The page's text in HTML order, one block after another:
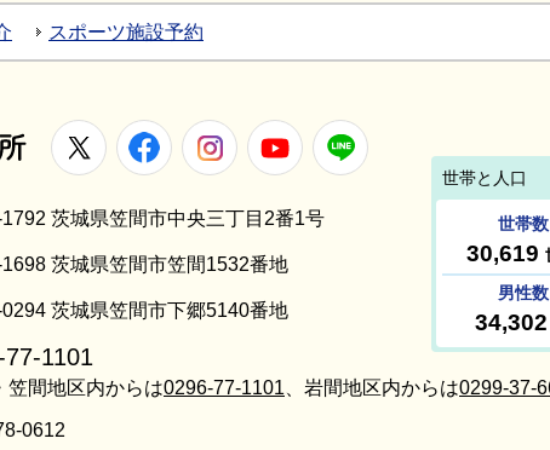
スポーツ施設予約
笠間市役所
X FacebookInstagramYoutube
茨城県笠間市中央三丁目2番1号
茨城県笠間市笠間1532番地
茨城県笠間市下郷5140番地
1101
笠間地区内からは0296-77-1101 、岩間地区内からは0299-37-
0612